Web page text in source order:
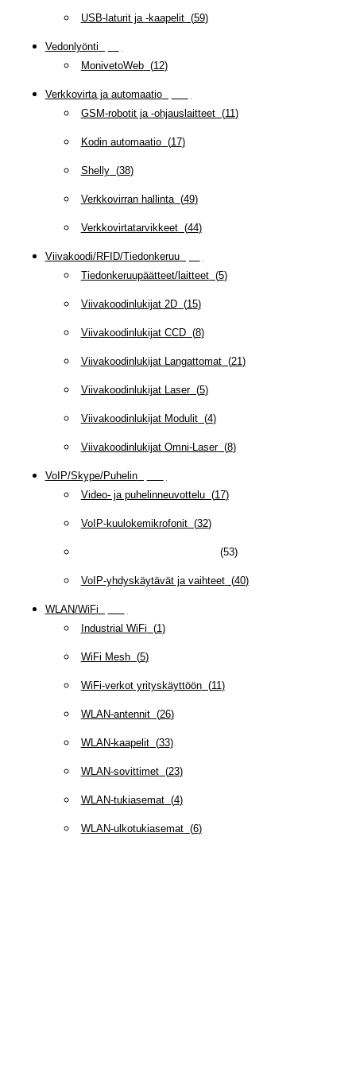
USB-laturit ja -kaapelit(59)
Vedonlyönti
MonivetoWeb(12)
Verkkovirta ja automaatio(
GSM-robotit ja -ohjauslaitteet(11)
Kodin automaatio(17)
Shelly(38)
Verkkovirran hallinta(49)
Verkkovirtatarvikkeet(44)
Viivakoodi/RFID/Tiedonkeruu(
Tiedonkeruupäätteet/laitteet(5)
Viivakoodinlukijat 2D(15)
Viivakoodinlukijat CCD(8)
Viivakoodinlukijat Langattomat(21)
Viivakoodinlukijat Laser(5)
Viivakoodinlukijat Modulit(4)
Viivakoodinlukijat Omni-Laser(8)
VoIP/Skype/Puhelin(
Video- ja puhelinneuvottelu(17)
VoIP-kuulokemikrofonit(32)
(53)
VoIP-yhdyskäytävät ja vaihteet(40)
WLAN/WiFi
Industrial WiFi (1)
WiFi Mesh(5)
WiFi-verkot yrityskäyttöön(11)
WLAN-antennit(26)
WLAN-kaapelit(33)
WLAN-sovittimet(23)
WLAN-tukiasemat(4)
WLAN-ulkotukiasemat(6)